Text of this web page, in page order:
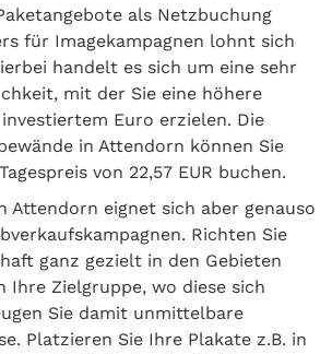
als Netzbuchung
für Imagekampagnen lohnt sich
handelt es sich um eine sehr
mit der Sie eine höhere
Euro erzielen. Die
in Attendorn können Sie
von 22,57 EUR buchen.
Attendorn eignet sich aber genauso
Richten Sie
ganz gezielt in den Gebieten
Ihre Zielgruppe, wo diese sich
Sie damit unmittelbare
Platzieren Sie Ihre Plakate z.B. in